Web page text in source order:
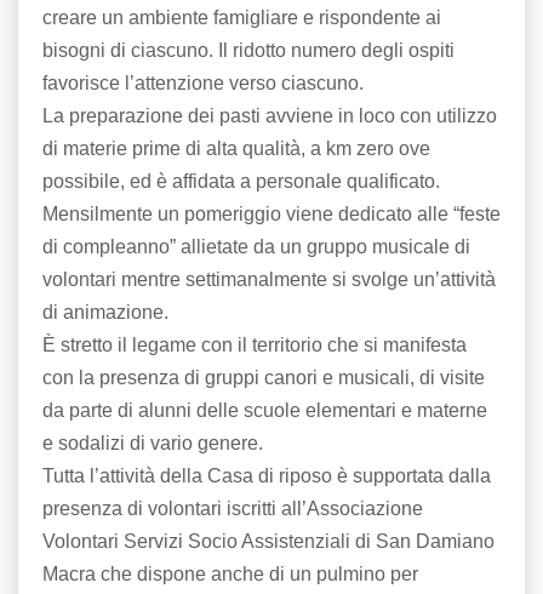
creare un ambiente famigliare e rispondente ai
bisogni di ciascuno. Il ridotto numero degli ospiti
favorisce l’attenzione verso ciascuno.
La preparazione dei pasti avviene in loco con utilizzo
di materie prime di alta qualità, a km zero ove
possibile, ed è affidata a personale qualificato.
Mensilmente un pomeriggio viene dedicato alle “feste
di compleanno” allietate da un gruppo musicale di
volontari mentre settimanalmente si svolge un’attività
di animazione.
È stretto il legame con il territorio che si manifesta
con la presenza di gruppi canori e musicali, di visite
da parte di alunni delle scuole elementari e materne
e sodalizi di vario genere.
Tutta l’attività della Casa di riposo è supportata dalla
presenza di volontari iscritti all’Associazione
Volontari Servizi Socio Assistenziali di San Damiano
Macra che dispone anche di un pulmino per